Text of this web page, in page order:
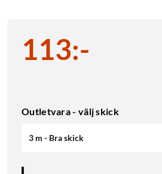
113:-
Outletvara - välj skick
3 m - Bra skick